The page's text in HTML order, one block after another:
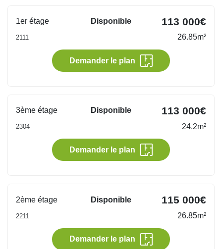
1er étage Disponible 113 000€
2111 26.85m²
Demander le plan
3ème étage Disponible 113 000€
2304 24.2m²
Demander le plan
2ème étage Disponible 115 000€
2211 26.85m²
Demander le plan